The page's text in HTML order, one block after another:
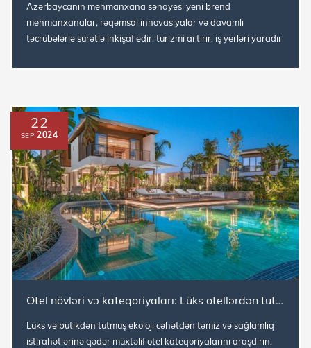
Azərbaycanın mehmanxana sənayesi yeni brend
mehmanxanalar, rəqəmsal innovasiyalar və davamlı
təcrübələrlə sürətlə inkişaf edir, turizmi artırır, iş yerləri yaradır
Otel növləri və kateqoriyaları: Lüks otellərdən tutmuş unikal təcrübələrə qədər
Lüks və butikdən tutmuş ekoloji cəhətdən təmiz və sağlamlıq
istirahətlərinə qədər müxtəlif otel kateqoriyalarını araşdırın.
22
SEP 2024